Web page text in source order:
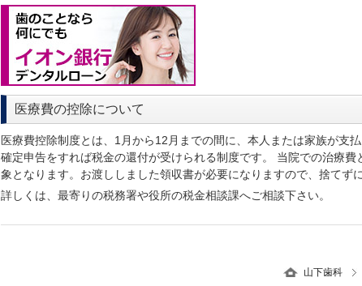
医療費の控除について
医療費控除制度とは、1月から12月までの間に、本人または家族が支
確定申告をすれば税金の還付が受けられる制度です。 当院での治療
象となります。お渡ししました領収書が必要になりますので、捨てず
詳しくは、最寄りの税務署や役所の税金相談課へご相談下さい。
山下歯科